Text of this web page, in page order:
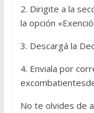
2. Dirigite a la
la opción
3. Descargá la
4. Enviala por
No te olvides de